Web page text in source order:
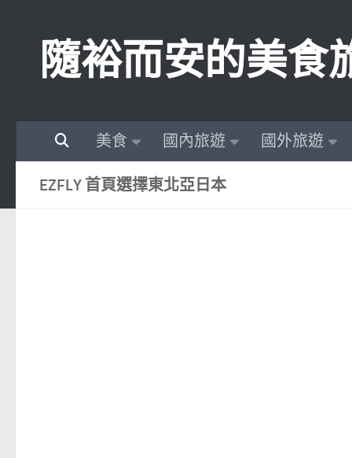
隨裕而安的美食
美食 國內旅遊 國外旅遊
EZFLY 首頁選擇東北亞日本